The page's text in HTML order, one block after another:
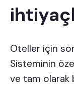
Oteller için
Sisteminin
ve tam olarak